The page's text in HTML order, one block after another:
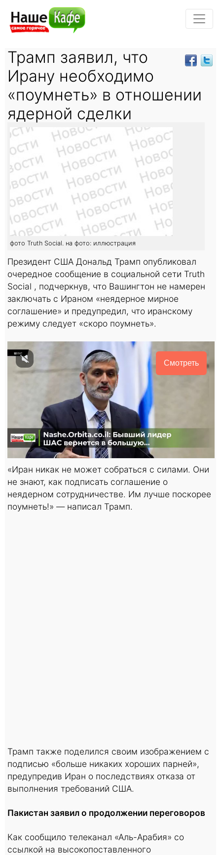
Трамп заявил, что
Ирану необходимо
«поумнеть» в отношении
ядерной сделки
фото Truth Social. на фото: иллюстрация
Президент США Дональд Трамп опубликовал
очередное сообщение в социальной сети Truth
Social , подчеркнув, что Вашингтон не намерен
заключать с Ираном «неядерное мирное
соглашение» и предупредил, что иранскому
режиму следует «скоро поумнеть».
Смотреть
«Иран никак не может собраться с силами. Они
не знают, как подписать соглашение о
неядерном сотрудничестве. Им лучше поскорее
поумнеть!» — написал Трамп.
Трамп также поделился своим изображением с
подписью «больше никаких хороших парней»,
предупредив Иран о последствиях отказа от
выполнения требований США.
Пакистан заявил о продолжении переговоров
Как сообщило телеканал «Аль-Арабия» со
ссылкой на высокопоставленного